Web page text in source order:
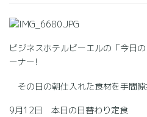
ビジネスホテルビーエルの「今日
ーナー!
その日の朝仕入れた食材を手間隙
9月12日 本日の日替わり定食